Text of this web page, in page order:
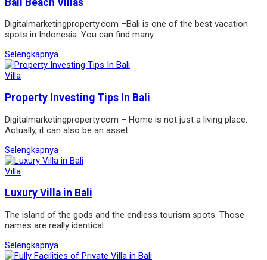
Digitalmarketingproperty.com –Bali is one of the best vacation
spots in Indonesia. You can find many
Selengkapnya
Villa
Property Investing Tips In Bali
Digitalmarketingproperty.com – Home is not just a living place.
Actually, it can also be an asset.
Selengkapnya
Villa
Luxury Villa in Bali
The island of the gods and the endless tourism spots. Those
names are really identical
Selengkapnya